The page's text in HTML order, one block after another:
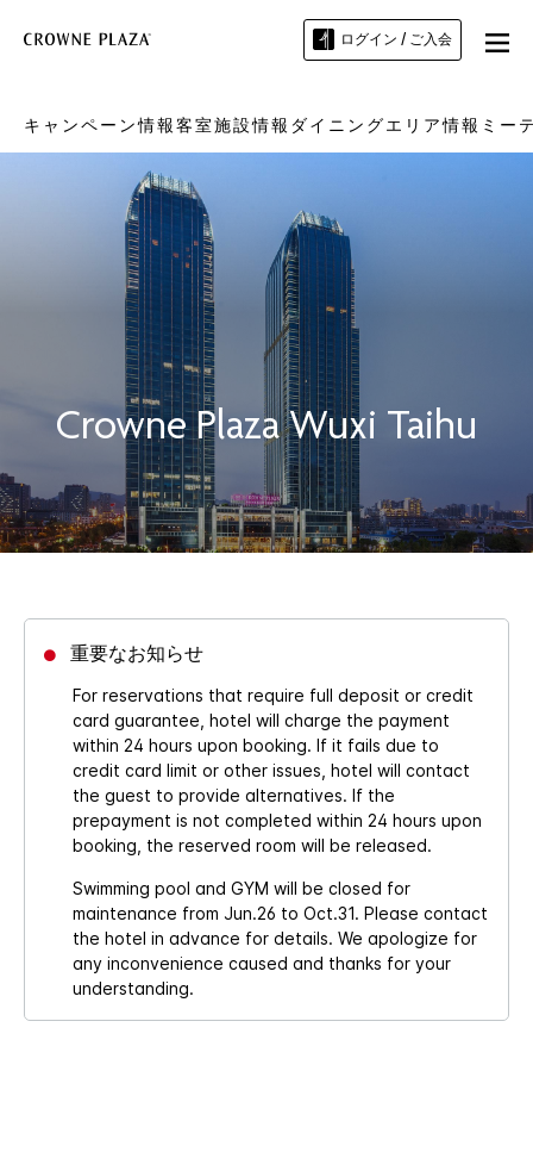
ログイン / ご入会
キャンペーン情報客室施設情報 ダイニングエリア情報 ミー
Crowne Plaza Wuxi Taihu
重要なお知らせ
For reservations that require full deposit or credit
card guarantee, hotel will charge the payment
within 24 hours upon booking. If it fails due to
credit card limit or other issues, hotel will contact
the guest to provide alternatives. If the
prepayment is not completed within 24 hours upon
booking, the reserved room will be released.
Swimming pool and GYM will be closed for
maintenance from Jun.26 to Oct.31. Please contact
the hotel in advance for details. We apologize for
any inconvenience caused and thanks for your
understanding.